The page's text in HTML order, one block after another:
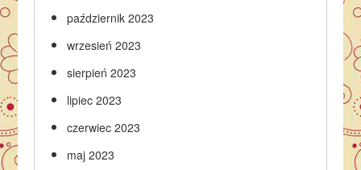
październik 2023
wrzesień 2023
sierpień 2023
lipiec 2023
czerwiec 2023
maj 2023